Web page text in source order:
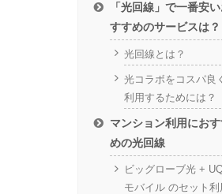
「光回線」で一番安
すすめのサービスは？
光回線とは？
光コラボをコスパ良く
利用するためには？
マンション利用にお
めの光回線
ビッグローブ光 +
モバイル のセット利